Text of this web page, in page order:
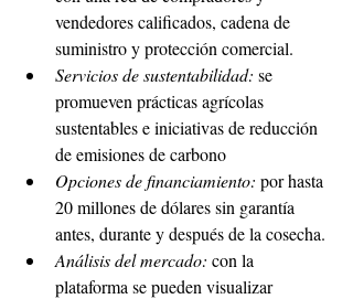
vendedores calificados, cadena de
suministro y protección comercial.
Servicios de sustentabilidad: se
promueven prácticas agrícolas
sustentables e iniciativas de reducción
de emisiones de carbono
Opciones de financiamiento: por hasta
20 millones de dólares sin garantía
antes, durante y después de la cosecha.
Análisis del mercado: con la
plataforma se pueden visualizar